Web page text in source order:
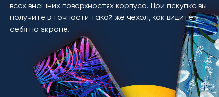
всех внешних поверхностях корпуса. При покупке вы
получите в точности такой же чехол, как видите у
себя на экране.